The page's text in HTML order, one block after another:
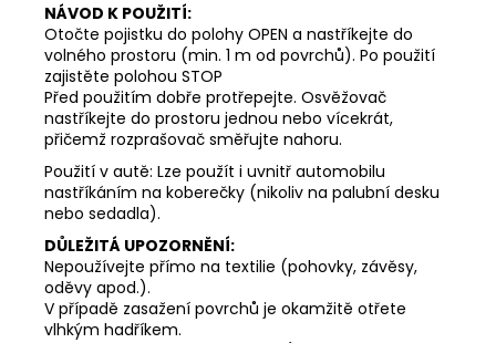
NÁVOD K POUŽITÍ:
Otočte pojistku do polohy OPEN a nastříkejte do
volného prostoru (min. 1 m od povrchů). Po použití
zajistěte polohou STOP
Před použitím dobře protřepejte. Osvěžovač
nastříkejte do prostoru jednou nebo vícekrát,
přičemž rozprašovač směřujte nahoru.
Použití v autě: Lze použít i uvnitř automobilu
nastříkáním na koberečky (nikoliv na palubní desku
nebo sedadla).
DŮLEŽITÁ UPOZORNĚNÍ:
Nepoužívejte přímo na textilie (pohovky, závěsy,
oděvy apod.).
V případě zasažení povrchů je okamžitě otřete
vlhkým hadříkem.